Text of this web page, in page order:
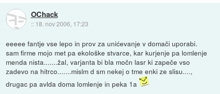
OChack
:: 18. nov 2006, 17:23
eeeee fantje vse lepo in prov za unićevanje v domači uporabi.
sam firme mojo met pa ekološke stvarce, kar kurjenje pa lomlenje
menda nista.......žal, varjanta bi bla močn lasr ki zapeče vso
zadevo na hitrco.......mislm d sm nekej o tme enki ze slisu....,
drugac pa avlda doma lomlenje in peka 1a